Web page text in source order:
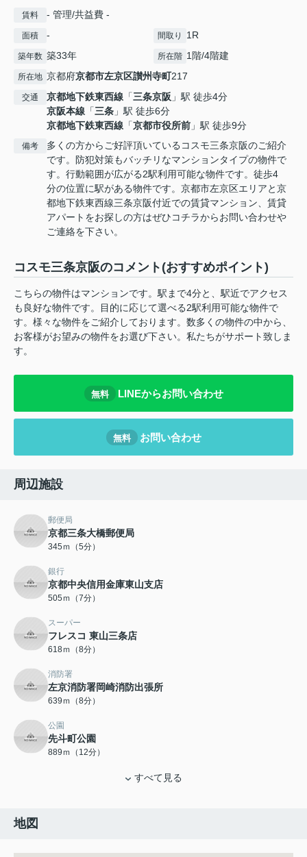
賃料 - 管理/共益費 -
面積 - 間取り 1R
築年数 築33年 所在階 1階/4階建
所在地 京都府京都市左京区讃州寺町217
交通 京都地下鉄東西線 「三条京阪 」駅 徒歩4分
京阪本線 「三条 」駅 徒歩6分
京都地下鉄東西線 「京都市役所前 」駅 徒歩9分
備考
多くの方からご好評頂いているコスモ三条京阪のご紹介
です。防犯対策もバッチリなマンションタイプの物件で
す。行動範囲が広がる2駅利用可能な物件です。徒歩4
分の位置に駅がある物件です。京都市左京区エリアと京
都地下鉄東西線三条京阪付近での賃貸マンション、賃貸
アパートをお探しの方はぜひコチラからお問い合わせや
ご連絡を下さい。
コスモ三条京阪のコメント(おすすめポイント)
こちらの物件はマンションです。駅まで4分と、駅近でアクセス
も良好な物件です。目的に応じて選べる2駅利用可能な物件で
す。様々な物件をご紹介しております。数多くの物件の中から、
お客様がお望みの物件をお選び下さい。私たちがサポート致しま
す。
無料 LINEからお問い合わせ
無料 お問い合わせ
周辺施設
郵便局
京都三条大橋郵便局
345ｍ（5分）
銀行
京都中央信用金庫東山支店
505ｍ（7分）
スーパー
フレスコ 東山三条店
618ｍ（8分）
消防署
左京消防署岡崎消防出張所
639ｍ（8分）
公園
先斗町公園
889ｍ（12分）
すべて見る
地図